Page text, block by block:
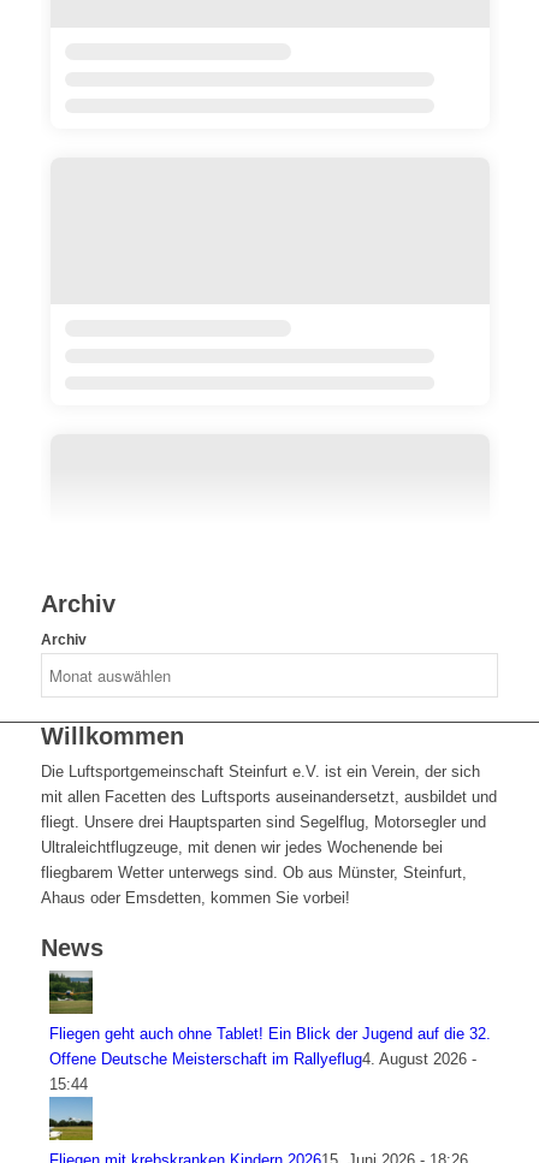
Archiv
Archiv
Willkommen
Die Luftsportgemeinschaft Steinfurt e.V. ist ein Verein, der sich
mit allen Facetten des Luftsports auseinandersetzt, ausbildet und
fliegt. Unsere drei Hauptsparten sind Segelflug, Motorsegler und
Ultraleichtflugzeuge, mit denen wir jedes Wochenende bei
fliegbarem Wetter unterwegs sind. Ob aus Münster, Steinfurt,
Ahaus oder Emsdetten, kommen Sie vorbei!
News
Fliegen geht auch ohne Tablet! Ein Blick der Jugend auf die 32.
Offene Deutsche Meisterschaft im Rallyeflug4. August 2026 -
15:44